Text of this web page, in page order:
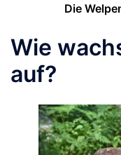
Die
Wie
auf?